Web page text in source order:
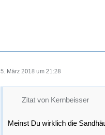
5. März 2018 um 21:28
Zitat von Kernbeisser
Meinst Du wirklich die